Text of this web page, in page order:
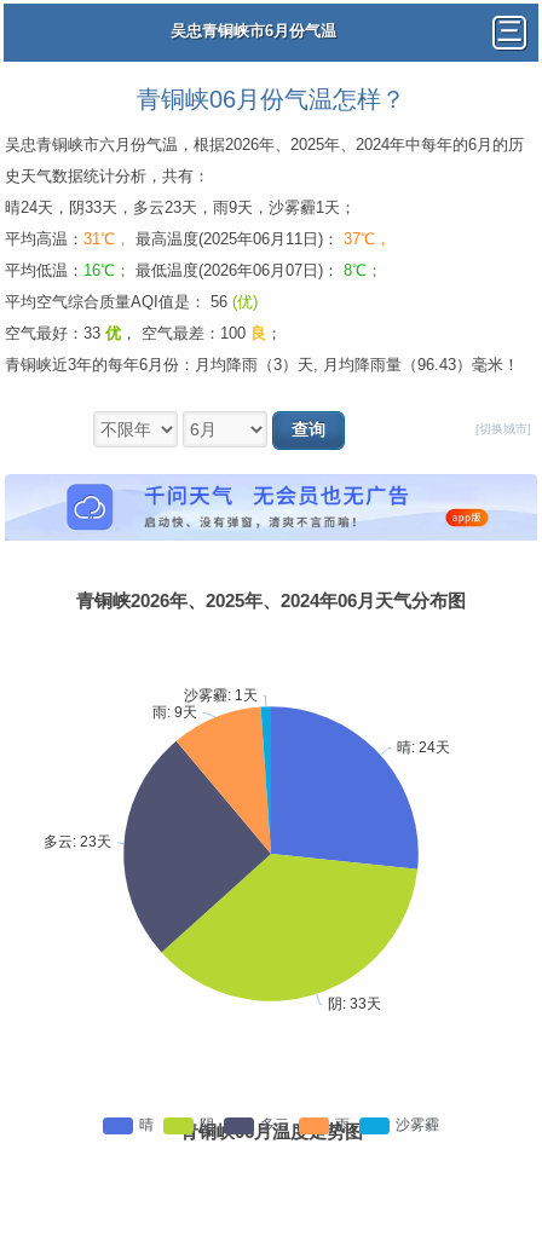
吴忠青铜峡市6月份气温
青铜峡06月份气温怎样？
吴忠青铜峡市六月份气温，根据2026年、2025年、2024年中每年的6月的历
史天气数据统计分析，共有：
晴24天，阴33天，多云23天，雨9天，沙雾霾1天；
平均高温： 31℃， 最高温度(2025年06月11日)： 37℃，
平均低温： 16℃； 最低温度(2026年06月07日)： 8℃；
平均空气综合质量AQI值是： 56 (优)
空气最好：33 优 ， 空气最差：100 良 ；
青铜峡近3年的每年6月份：月均降雨（3）天, 月均降雨量（96.43）毫米！
[切换城市]
青铜峡2026年、2025年、2024年06月天气分布图
青铜峡06月温度走势图